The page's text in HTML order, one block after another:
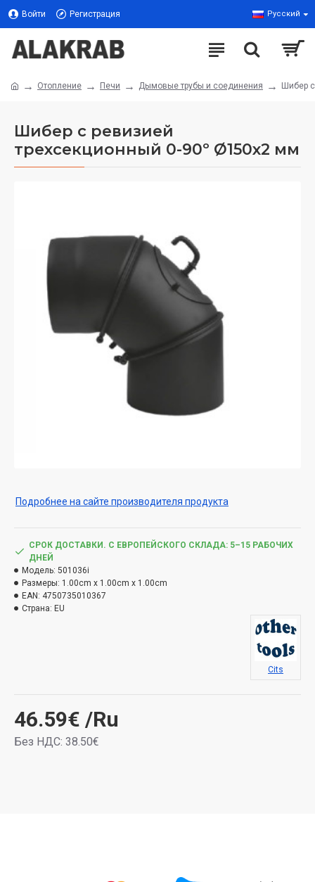
Войти Регистрация Русский
Отопление Печи Дымовые трубы и соединения Шибер
Шибер с ревизией
трехсекционный 0-90º Ø150x2 мм
Подробнее на сайте производителя продукта
46.59€ /Ru
Без НДС: 38.50€
СРОК ДОСТАВКИ. С ЕВРОПЕЙСКОГО СКЛАДА: 5–15 РАБОЧИХ
ДНЕЙ
Модель: 501036i
Размеры: 1.00cm x 1.00cm x 1.00cm
EAN: 4750735010367
Страна: EU
Cits